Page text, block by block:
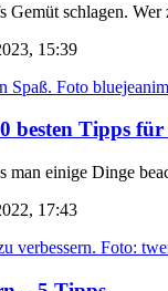
Gemüt schlagen.
15:39
besten Tipps
man einige Dinge
17:43